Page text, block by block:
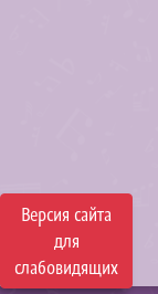
Версия сайта
для
слабовидящих